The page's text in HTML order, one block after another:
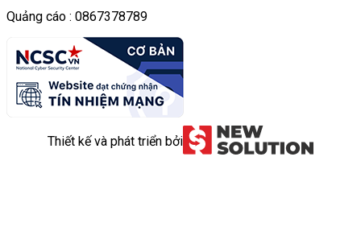
Quảng cáo : 0867378789
Thiết kế và phát triển bởi